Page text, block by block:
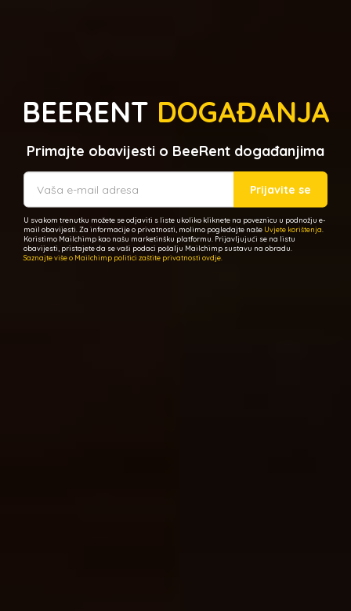
BEERENT DOGAĐANJA
Primajte obavijesti o BeeRent događanjima
Prijavite se
U svakom trenutku možete se odjaviti s liste ukoliko kliknete na poveznicu u podnožju e-
mail obavijesti. Za informacije o privatnosti, molimo pogledajte naše Uvjete korištenja
Koristimo Mailchimp kao našu marketinšku platformu. Prijavljujući se na listu
obavijesti, pristajete da se vaši podaci pošalju Mailchimp sustavu na obradu.
Saznajte više o Mailchimp politici zaštite privatnosti ovdje.